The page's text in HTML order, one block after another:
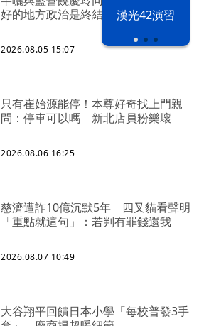
漢光42演習
好的地方政治是終結對立、彼此接力
2026.08.05 15:07
只有崔始源能停！本尊好奇找上門親
問：停車可以嗎 新北店員粉樂壞
2026.08.06 16:25
慈濟遭詐10億沉默5年 四叉貓看聲明
「重點就這句」：若判有罪錢還我
2026.08.07 10:49
大谷翔平回饋日本小學「每校普發3手